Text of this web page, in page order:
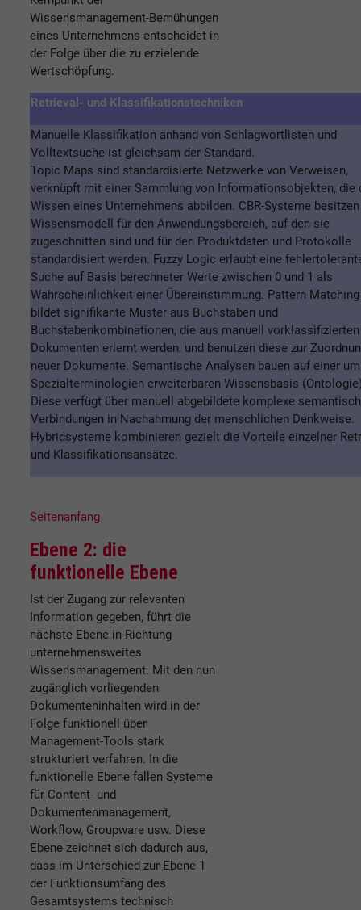
Wissensmanagement-Bemühungen
eines Unternehmens entscheidet in
der Folge über die zu erzielende
Wertschöpfung.
Retrieval- und Klassifikationstechniken
Manuelle Klassifikation anhand von Schlagwortlisten und
Volltextsuche ist gleichsam der Standard.
Topic Maps sind standardisierte Netzwerke von Verweisen,
verknüpft mit einer Sammlung von Informationsobjekten, die
Wissen eines Unternehmens abbilden. CBR-Systeme
Wissensmodell für den Anwendungsbereich, auf den sie
zugeschnitten sind und für den Produktdaten und Protokolle
standardisiert werden. Fuzzy Logic erlaubt eine
Suche auf Basis berechneter Werte zwischen 0 und 1 als
Wahrscheinlichkeit einer Übereinstimmung. Pattern Matching
bildet signifikante Muster aus Buchstaben und
Buchstabenkombinationen, die aus manuell vorklassifizierten
Dokumenten erlernt werden, und benutzen diese zur
neuer Dokumente. Semantische Analysen bauen auf einer um
Spezialterminologien erweiterbaren Wissensbasis
Diese verfügt über manuell abgebildete komplexe
Verbindungen in Nachahmung der menschlichen Denkweise.
Hybridsysteme kombinieren gezielt die Vorteile einzelner
und Klassifikationsansätze.
Seitenanfang
Ebene 2: die
funktionelle Ebene
Ist der Zugang zur relevanten
Information gegeben, führt die
nächste Ebene in Richtung
unternehmensweites
Wissensmanagement. Mit den nun
zugänglich vorliegenden
Dokumenteninhalten wird in der
Folge funktionell über
Management-Tools stark
strukturiert verfahren. In die
funktionelle Ebene fallen Systeme
für Content- und
Dokumentenmanagement,
Workflow, Groupware usw. Diese
Ebene zeichnet sich dadurch aus,
dass im Unterschied zur Ebene 1
der Funktionsumfang des
Gesamtsystems technisch